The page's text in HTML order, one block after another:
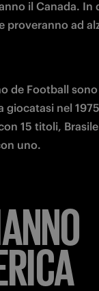
il Canada. In
proveranno ad
de Football
giocatasi nel
15 titoli,
uno.